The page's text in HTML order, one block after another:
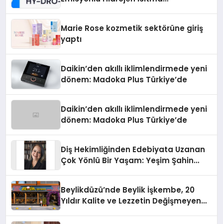
Marie Rose kozmetik sektörüne giriş
yaptı
Daikin’den akıllı iklimlendirmede yeni
dönem: Madoka Plus Türkiye’de
Daikin’den akıllı iklimlendirmede yeni
dönem: Madoka Plus Türkiye’de
Diş Hekimliğinden Edebiyata Uzanan
Çok Yönlü Bir Yaşam: Yeşim Şahin
Beylikdüzü’nde Beylik İşkembe, 20
Yıldır Kalite ve Lezzetin Değişmeyen